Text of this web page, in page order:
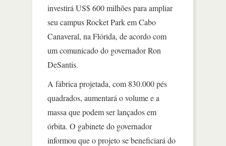
investirá US$ 600 milhões para ampliar
seu campus Rocket Park em Cabo
Canaveral, na Flórida, de acordo com
um comunicado do governador Ron
DeSantis.
A fábrica projetada, com 830.000 pés
quadrados, aumentará o volume e a
massa que podem ser lançados em
órbita. O gabinete do governador
informou que o projeto se beneficiará do